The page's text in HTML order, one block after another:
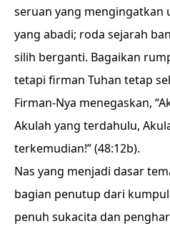
seruan yang mengingatkan
yang abadi; roda sejarah
silih berganti. Bagaikan
tetapi firman Tuhan tetap
Firman-Nya menegaskan,
Akulah yang terdahulu,
terkemudian!” (48:12b).
Nas yang menjadi dasar
bagian penutup dari
penuh sukacita dan